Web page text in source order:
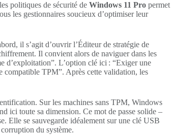
politiques de sécurité de Windows 11 Pro permet
les gestionnaires soucieux d’optimiser leur
il s’agit d’ouvrir l’Éditeur de stratégie de
Il convient alors de naviguer dans les
d’exploitation”. L’option clé ici : “Exiger une
compatible TPM”. Après cette validation, les
Sur les machines sans TPM, Windows
ici toute sa dimension. Ce mot de passe solide –
Elle se sauvegarde idéalement sur une clé USB
du système.